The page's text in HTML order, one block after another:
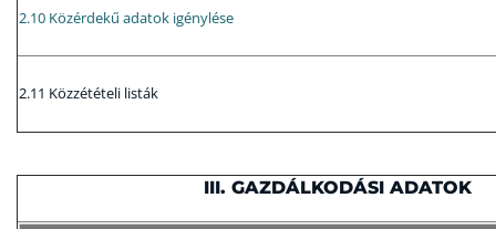
2.10 Közérdekű adatok igénylése
2.11 Közzétételi listák
III. GAZDÁLKODÁSI ADATOK